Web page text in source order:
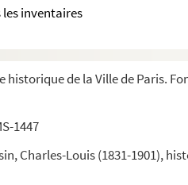
les inventaires
historique de la Ville de Paris.
1447
Charles-Louis (1831-1901),
manuscrits ou, plus souvent,
de l'Eglise
: notice et programme du